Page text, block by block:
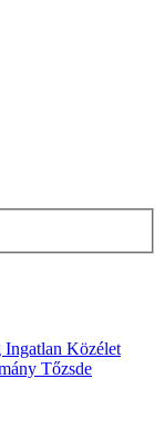
Ingatlan Közélet
Tőzsde